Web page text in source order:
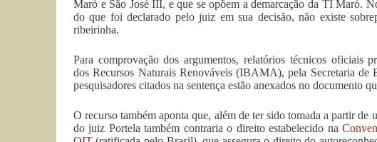
Maró e São José III, e que se opõem a demarcação da TI Maró.
do que foi declarado pelo juiz em sua decisão, não existe
ribeirinha.
Para comprovação dos argumentos, relatórios técnicos
dos Recursos Naturais Renováveis (IBAMA), pela Secretaria
pesquisadores citados na sentença estão anexados no documento
O recurso também aponta que, além de ter sido tomada a partir de
do juiz Portela também contraria o direito estabelecido na